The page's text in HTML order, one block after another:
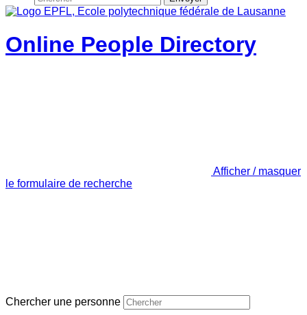
Online People Directory
Afficher / masquer
le formulaire de recherche
Chercher une personne